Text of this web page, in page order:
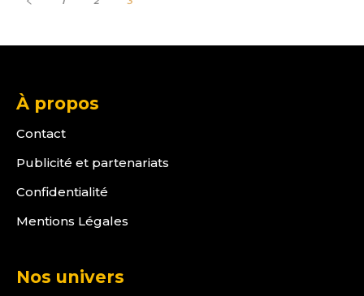
À propos
Contact
Publicité et partenariats
Confidentialité
Mentions Légales
Nos univers